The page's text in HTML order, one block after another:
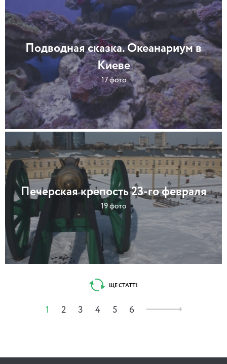
Подводная сказка. Океанариум в
Киеве
17 фото
Печерская крепость 23-го февраля
19 фото
ЩЕ СТАТТІ
1 2 3 4 5 6